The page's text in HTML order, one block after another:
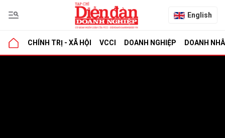
English
CHÍNH TRỊ - XÃ HỘI VCCI DOANH NGHIỆP DOANH